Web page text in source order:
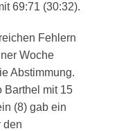
69:71 (30:32).
Fehlern
Woche
Abstimmung.
Barthel mit 15
(8) gab ein
den